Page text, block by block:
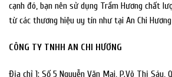
cạnh đó, bạn nên sử dụng Trầm Hương chất
từ các thương hiệu uy tín như tại An Chi
CÔNG TY TNHH AN CHI HƯƠNG
Địa chỉ 1: Số 5 Nguyễn Văn Mai, P.Võ Thị Sáu,